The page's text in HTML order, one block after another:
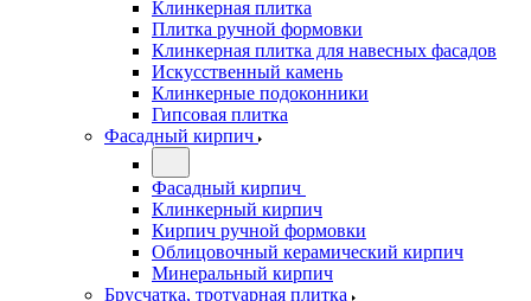
Клинкерная плитка
Плитка ручной формовки
Клинкерная плитка для навесных фасадов
Искусственный камень
Клинкерные подоконники
Гипсовая плитка
Фасадный кирпич
Фасадный кирпич
Клинкерный кирпич
Кирпич ручной формовки
Облицовочный керамический кирпич
Минеральный кирпич
Брусчатка, тротуарная плитка